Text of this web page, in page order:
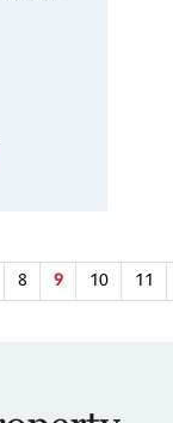
8 9 10 11